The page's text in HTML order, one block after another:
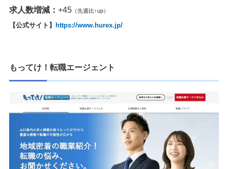
求人数増減： +45 （先週比↑up）
【公式サイト】 https://www.hurex.jp/
もってけ！転職エージェント